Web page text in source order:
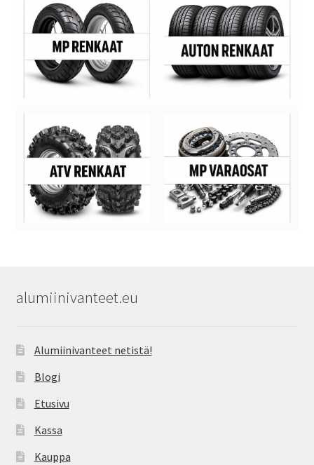
alumiinivanteet.eu
Alumiinivanteet netistä!
Blogi
Etusivu
Kassa
Kauppa